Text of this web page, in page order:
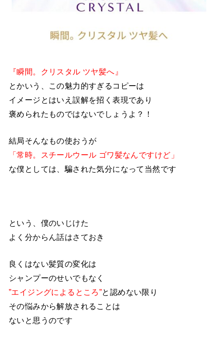
『瞬間。クリスタル ツヤ髪へ』
とかいう、この魅力的すぎるコピーは
イメージとはいえ誤解を招く表現であり
褒められたものではないでしょうよ？！
結局そんなもの使おうが
「常時。スチールウール ゴワ髪なんですけど」
な僕としては、騙された気分になって当然です
という、僕のいじけた
よく分からん話はさておき
良くはない髪質の変化は
シャンプーのせいでもなく
”エイジングによるところ”と認めない限り
その悩みから解放されることは
ないと思うのです